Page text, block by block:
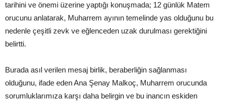
tarihini ve önemi üzerine yaptığı konuşmada; 12 günlük Matem
orucunu anlatarak, Muharrem ayının temelinde yas olduğunu bu
nedenle çeşitli zevk ve eğlenceden uzak durulması gerektiğini
belirtti.
Burada asıl verilen mesaj birlik, beraberliğin sağlanması
olduğunu, ifade eden Ana Şenay Malkoç, Muharrem orucunda
sorumluklarımıza karşı daha belirgin ve bu inancın eskiden